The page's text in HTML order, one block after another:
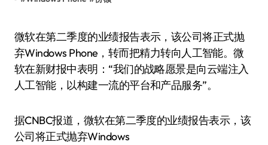
微软在第二季度的业绩报告表示，该公司将正式抛
弃Windows Phone，转而把精力转向人工智能。微
软在新财报中表明：“我们的战略愿景是向云端注入
人工智能，以构建一流的平台和产品服务”。
据CNBC报道，微软在第二季度的业绩报告表示，该
公司将正式抛弃Windows